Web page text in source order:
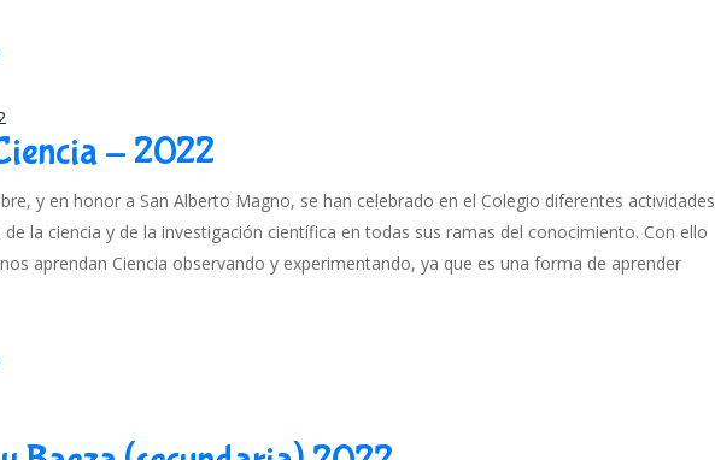
- 2022
y en honor a San Alberto Magno, se han celebrado en el Colegio diferentes actividades
la ciencia y de la investigación científica en todas sus ramas del conocimiento. Con ello
aprendan Ciencia observando y experimentando, ya que es una forma de aprender